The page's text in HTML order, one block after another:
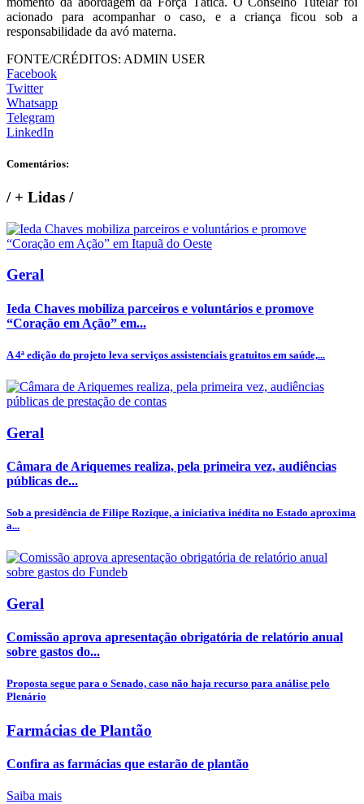
acionado para acompanhar o caso, e a criança ficou sob a
responsabilidade da avó materna.
FONTE/CRÉDITOS: ADMIN USER
Facebook
Twitter
Whatsapp
Telegram
LinkedIn
Comentários:
/+ Lidas /
Geral
Ieda Chaves mobiliza parceiros e voluntários e promove
“Coração em Ação” em...
A 4ª edição do projeto leva serviços assistenciais gratuitos em saúde,...
Geral
Câmara de Ariquemes realiza, pela primeira vez, audiências
públicas de...
Sob a presidência de Filipe Rozique, a iniciativa inédita no Estado aproxima
a...
Geral
Comissão aprova apresentação obrigatória de relatório anual
sobre gastos do...
Proposta segue para o Senado, caso não haja recurso para análise pelo
Plenário
Farmácias de Plantão
Confira as farmácias que estarão de plantão
Saiba mais